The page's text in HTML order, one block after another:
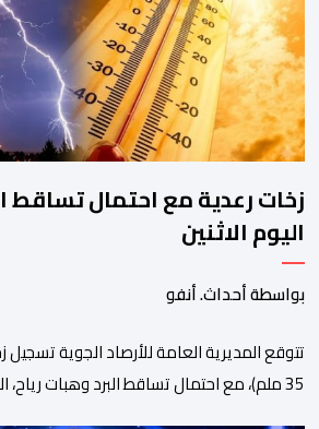
انتباه […]
زخات رعدية مع احتمال تساقط
اليوم الاثنين
بواسطة أحداث. أنفو
35 ملم)، مع احتمال تساقط البرد وهبات رياح،